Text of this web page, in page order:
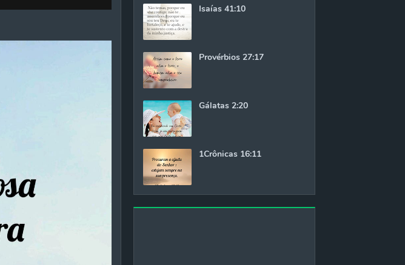
Isaías 41:10
Provérbios 27:17
Gálatas 2:20
1Crônicas 16:11